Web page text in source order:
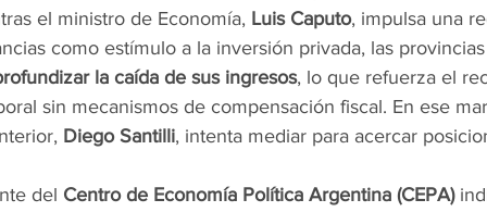
el ministro de Economía, Luis Caputo, impulsa una
como estímulo a la inversión privada, las
la caída de sus ingresos, lo que refuerza el
sin mecanismos de compensación fiscal. En ese
Diego Santilli, intenta mediar para acercar
del Centro de Economía Política Argentina (CEPA)